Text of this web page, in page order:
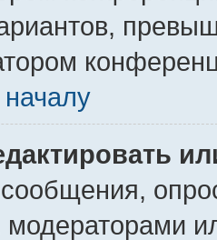
модераторами